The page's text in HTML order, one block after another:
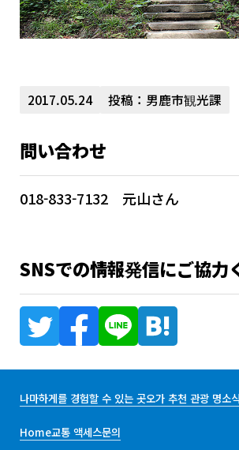
2017.05.24 投稿：男鹿市観光課
問い合わせ
018-833-7132 元山さん
SNSでの情報発信にご協力
나마하게를 경험할 수 있는 곳오가 추천 관광 명소
Home교통 액세스문의